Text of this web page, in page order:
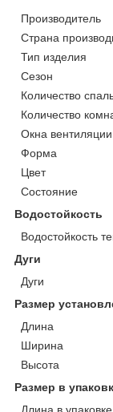
Производитель
Страна
Тип изделия
Сезон
Количество
Количество
Окна вентиляции
Форма
Цвет
Состояние
Водостойкость
Водостойкость
Дуги
Дуги
Размер
Длина
Ширина
Высота
Размер в
Длина в упаковке